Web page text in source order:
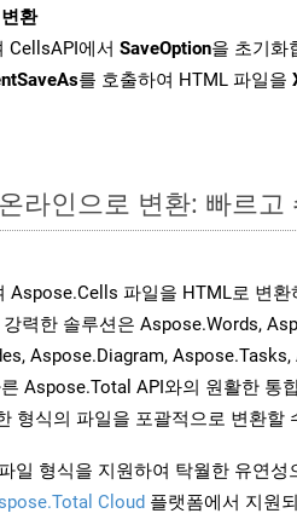
환
CellsAPI에서 SaveOption을 초기화
를 호출하여 HTML 파일을
라인으로 변환: 빠르고
Aspose.Cells 파일을 HTML로 변
력한 솔루션은 Aspose.Words,
Aspose.Diagram, Aspose.Tasks,
Aspose.Total API와의 원활한 통
형식의 파일을 포괄적으로 변환할
일 형식을 지원하여 탁월한 유연성
Cloud 플랫폼에서 지원